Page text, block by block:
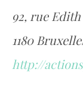
92, rue
1180
http://